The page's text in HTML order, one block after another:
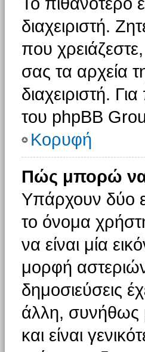
διαχειριστή.
που
σας τα αρχεία
διαχειριστή.
του phpBB
Κορυφή
Πώς μπορώ να
Υπάρχουν δύο
το όνομα
να είναι μία
μορφή
δημοσιεύσεις
άλλη, συνήθως
και είναι